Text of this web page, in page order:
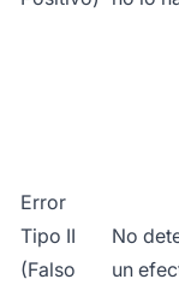
Error
Tipo II
(Falso
No
un